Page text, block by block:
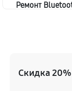
Ремонт
Замена шлейфа
Скидка